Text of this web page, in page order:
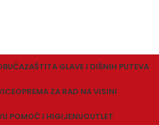
ZAŠTITA GLAVE I DIŠNIH PUTEVA
OPREMA ZA RAD NA VISINI
POMOĆ I HIGIJENUOUTLET